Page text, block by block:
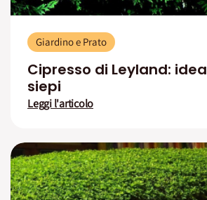
Giardino e Prato
Cipresso di Leyland:
siepi
Leggi l'articolo